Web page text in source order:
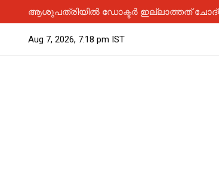
ആശുപത്രിയിൽ ഡോക്ടർ ഇല്ലാത്തത്
Aug 7, 2026, 7:18 pm IST